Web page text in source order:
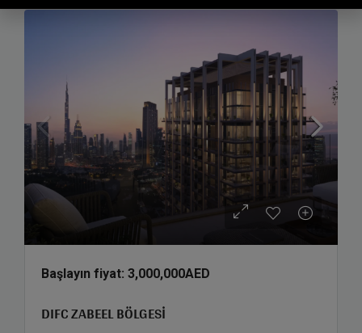
Başlayın fiyat: 3,000,000AED
DIFC ZABEEL BÖLGESI